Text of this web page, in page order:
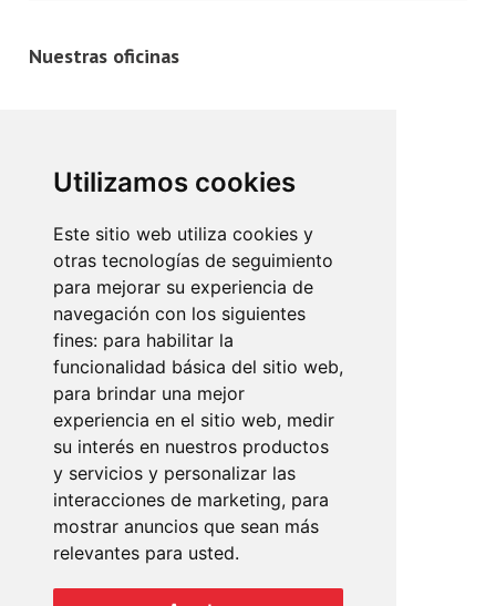
Utilizamos cookies
Este sitio web utiliza cookies y
otras tecnologías de seguimiento
para mejorar su experiencia de
navegación con los siguientes
fines: para habilitar la
funcionalidad básica del sitio web,
para brindar una mejor
experiencia en el sitio web, medir
su interés en nuestros productos
y servicios y personalizar las
interacciones de marketing, para
mostrar anuncios que sean más
relevantes para usted.
Nuestras oficinas
+34 971 910 801 / 686 121 248
Plaza París, 3
07010 Palma de Mallorca
+34 971 902 011
info@mundopisos.com
Lope de Vega, 2